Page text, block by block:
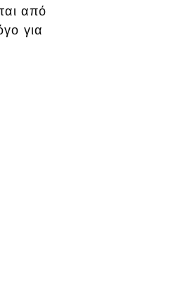
από
για